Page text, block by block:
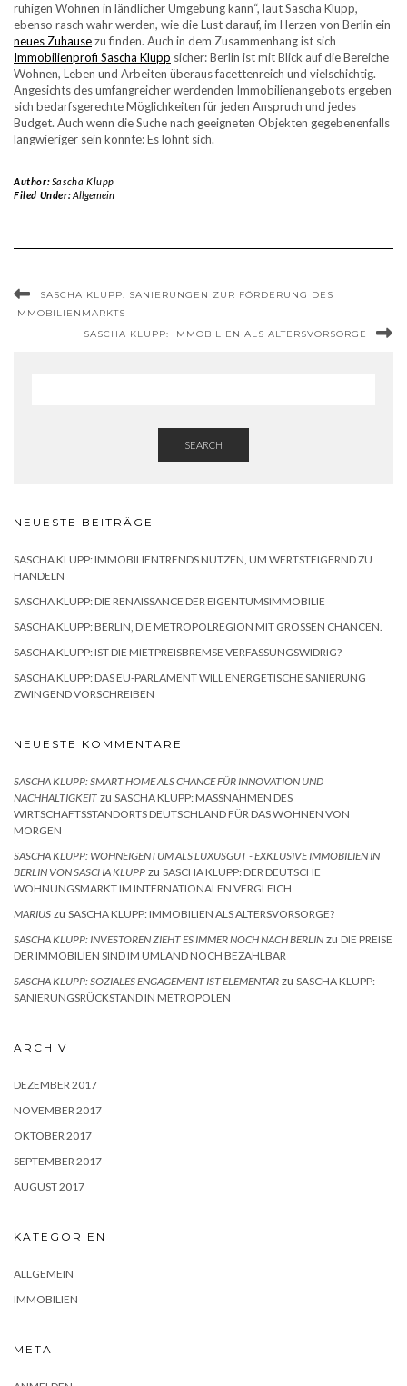
ruhigen Wohnen in ländlicher Umgebung kann“, laut Sascha Klupp,
ebenso rasch wahr werden, wie die Lust darauf, im Herzen von Berlin ein
neues Zuhausezu finden. Auch in dem Zusammenhang ist sich
Immobilienprofi Sascha Klupp sicher: Berlin ist mit Blick auf die Bereiche
Wohnen, Leben und Arbeiten überaus facettenreich und vielschichtig.
Angesichts des umfangreicher werdenden Immobilienangebots ergeben
sich bedarfsgerechte Möglichkeiten für jeden Anspruch und jedes
Budget. Auch wenn die Suche nach geeigneten Objekten gegebenenfalls
langwieriger sein könnte: Es lohnt sich.
Author:Sascha Klupp
Filed Under:Allgemein
SASCHA KLUPP: SANIERUNGEN ZUR FÖRDERUNG DES
IMMOBILIENMARKTS
SASCHA KLUPP: IMMOBILIEN ALS ALTERSVORSORGE
SEARCH
NEUESTE BEITRÄGE
SASCHA KLUPP: IMMOBILIENTRENDS NUTZEN, UM WERTSTEIGERND ZU
HANDELN
SASCHA KLUPP: DIE RENAISSANCE DER EIGENTUMSIMMOBILIE
SASCHA KLUPP: BERLIN, DIE METROPOLREGION MIT GROSSEN CHANCEN.
SASCHA KLUPP: IST DIE MIETPREISBREMSE VERFASSUNGSWIDRIG?
SASCHA KLUPP: DAS EU-PARLAMENT WILL ENERGETISCHE SANIERUNG
ZWINGEND VORSCHREIBEN
NEUESTE KOMMENTARE
SASCHA KLUPP: SMART HOME ALS CHANCE FÜR INNOVATION UND
NACHHALTIGKEIT zu SASCHA KLUPP: MASSNAHMEN DES W
IRTSCHAFTSSTANDORTS DEUTSCHLAND FÜR DAS WOHNEN VON M
ORGEN
SASCHA KLUPP: WOHNEIGENTUM ALS LUXUSGUT - EXKLUSIVE IMMOBILIEN IN
BERLIN VON SASCHA KLUPP zu SASCHA KLUPP: DER DEUTSCHE
WOHNUNGSMARKT IM INTERNATIONALEN VERGLEICH
MARIUS zu SASCHA KLUPP: IMMOBILIEN ALS ALTERSVORSORGE?
SASCHA KLUPP: INVESTOREN ZIEHT ES IMMER NOCH NACH BERLIN zu DIE PREISE
DER IMMOBILIEN SIND IM UMLAND NOCH BEZAHLBAR
SASCHA KLUPP: SOZIALES ENGAGEMENT IST ELEMENTAR zu SASCHA KLUPP:
SANIERUNGSRÜCKSTAND IN METROPOLEN
ARCHIV
DEZEMBER 2017
NOVEMBER 2017
OKTOBER 2017
SEPTEMBER 2017
AUGUST 2017
KATEGORIEN
ALLGEMEIN
IMMOBILIEN
META